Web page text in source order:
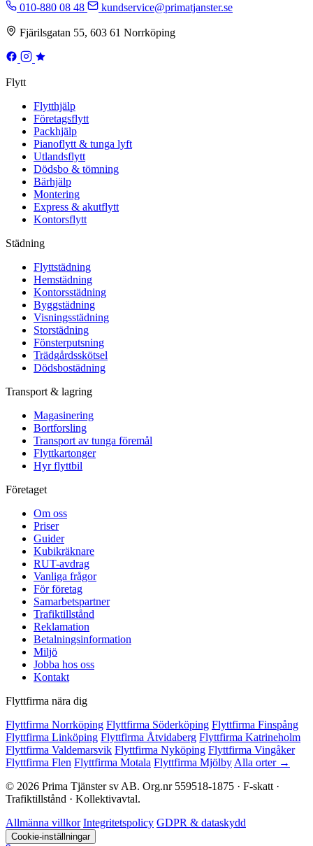
010-880 08 48 kundservice@primatjanster.se
Fjärilsgatan 55, 603 61 Norrköping
Flytt
Flytthjälp
Företagsflytt
Packhjälp
Pianoflytt & tunga lyft
Utlandsflytt
Dödsbo & tömning
Bärhjälp
Montering
Express & akutflytt
Kontorsflytt
Städning
Flyttstädning
Hemstädning
Kontorsstädning
Byggstädning
Visningsstädning
Storstädning
Fönsterputsning
Trädgårdsskötsel
Dödsbostädning
Transport & lagring
Magasinering
Bortforsling
Transport av tunga föremål
Flyttkartonger
Hyr flyttbil
Företaget
Om oss
Priser
Guider
Kubikräknare
RUT-avdrag
Vanliga frågor
För företag
Samarbetspartner
Trafiktillstånd
Reklamation
Betalningsinformation
Miljö
Jobba hos oss
Kontakt
Flyttfirma nära dig
Flyttfirma Norrköping Flyttfirma Söderköping Flyttfirma Finspång
Flyttfirma Linköping Flyttfirma Åtvidaberg Flyttfirma Katrineholm
Flyttfirma Valdemarsvik Flyttfirma Nyköping Flyttfirma Vingåker
Flyttfirma Flen Flyttfirma Motala Flyttfirma Mjölby Alla orter →
© 2026 Prima Tjänster sv AB. Org.nr 559518-1875 · F-skatt ·
Trafiktillstånd · Kollektivavtal.
Allmänna villkor Integritetspolicy GDPR & dataskydd
Cookie-inställningar